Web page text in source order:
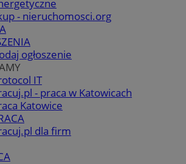
- nieruchomosci.org
ogłoszenie
IT
- praca w Katowicach
Katowice
dla firm